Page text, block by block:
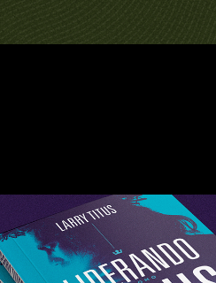
Liderando
Jesus